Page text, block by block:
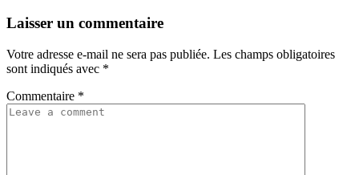
Laisser un commentaire
Votre adresse e-mail ne sera pas publiée. Les champs obligatoires
sont indiqués avec *
Commentaire *